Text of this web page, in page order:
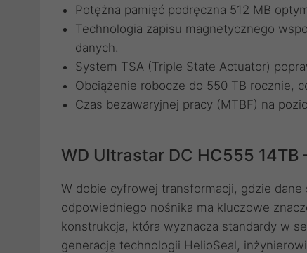
Potężna pamięć podręczna 512 MB
Technologia zapisu magnetycznego
danych.
System TSA (Triple State Actuator)
Obciążenie robocze do 550 TB rocznie,
Czas bezawaryjnej pracy (MTBF) na
WD Ultrastar DC HC555
W dobie cyfrowej transformacji, gdzie
odpowiedniego nośnika ma kluczowe
konstrukcja, która wyznacza standardy w
generację technologii HelioSeal,